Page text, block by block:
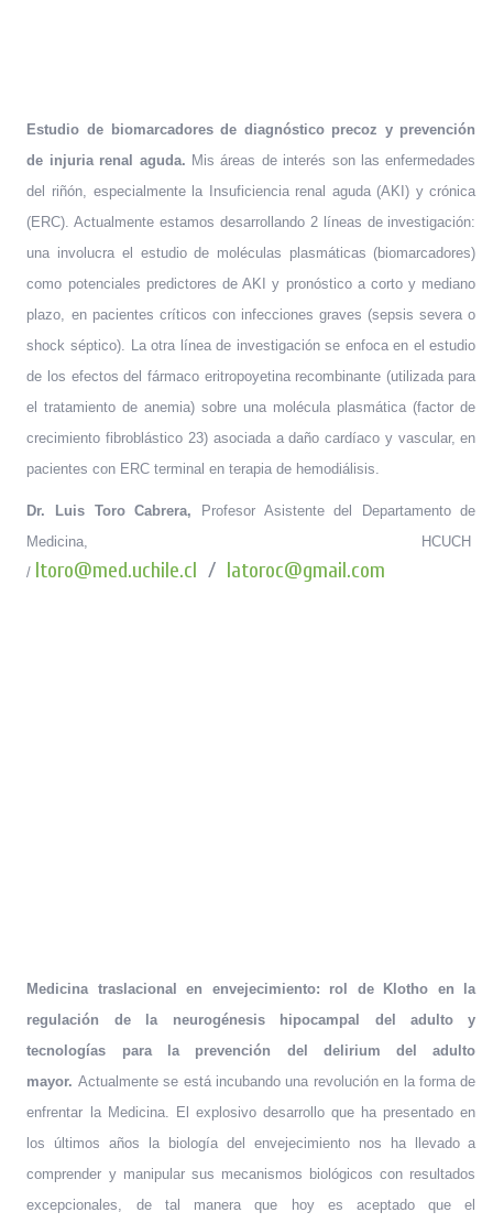
Estudio de biomarcadores de diagnóstico precoz y prevención
de injuria renal aguda. Mis áreas de interés son las enfermedades
del riñón, especialmente la Insuficiencia renal aguda (AKI) y crónica
(ERC). Actualmente estamos desarrollando 2 líneas de investigación:
una involucra el estudio de moléculas plasmáticas (biomarcadores)
como potenciales predictores de AKI y pronóstico a corto y mediano
plazo, en pacientes críticos con infecciones graves (sepsis severa o
shock séptico). La otra línea de investigación se enfoca en el estudio
de los efectos del fármaco eritropoyetina recombinante (utilizada para
el tratamiento de anemia) sobre una molécula plasmática (factor de
crecimiento fibroblástico 23) asociada a daño cardíaco y vascular, en
pacientes con ERC terminal en terapia de hemodiálisis.
Dr. Luis Toro Cabrera, Profesor Asistente del Departamento de
Medicina, HCUCH
/ ltoro@med.uchile.cl / latoroc@gmail.com
Medicina traslacional en envejecimiento: rol de Klotho en la
regulación de la neurogénesis hipocampal del adulto y
tecnologías para la prevención del delirium del adulto
mayor. Actualmente se está incubando una revolución en la forma de
enfrentar la Medicina. El explosivo desarrollo que ha presentado en
los últimos años la biología del envejecimiento nos ha llevado a
comprender y manipular sus mecanismos biológicos con resultados
excepcionales, de tal manera que hoy es aceptado que el